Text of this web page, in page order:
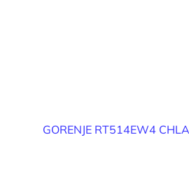
GORENJE RT514EW4